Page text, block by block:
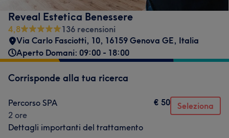
Reveal Estetica Benessere
4,8
136 recensioni
Via Carlo Fasciotti, 10, 16159 Genova GE, Italia
Aperto Domani: 09:00 - 18:00
Corrisponde alla tua ricerca
Percorso SPA
2 ore
Dettagli importanti del trattamento
€ 50 Seleziona